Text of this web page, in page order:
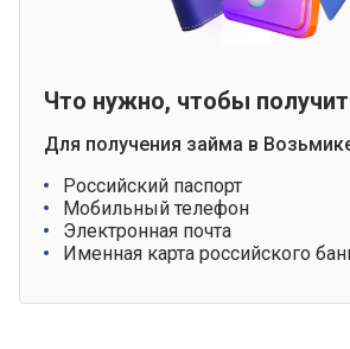
Что нужно, чтобы
Для получения займа в
Российский паспорт
Мобильный телефон
Электронная почта
Именная карта российского